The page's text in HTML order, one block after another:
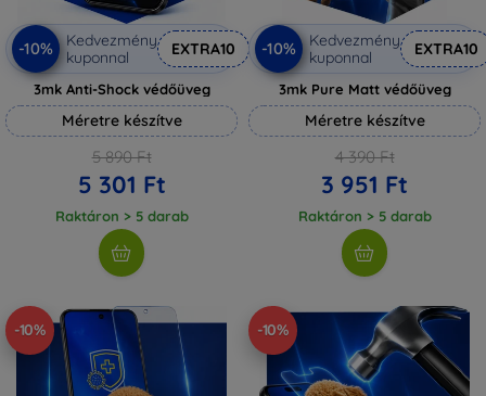
-10%
Kedvezmény
kuponnal
EXTRA10
3mk Anti-Shock védőüveg
Méretre készítve
5 890 Ft
5 301 Ft
Raktáron > 5 darab
-10%
Kedvezmény
kuponnal
EXTRA10
3mk Pure Matt védőüveg
Méretre készítve
4 390 Ft
3 951 Ft
Raktáron > 5 darab
-10% -10%